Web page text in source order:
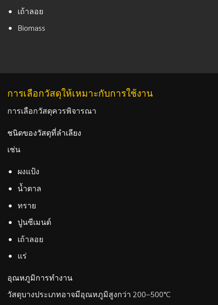
เถ้าลอย
Biomass
การเลือกวัสดุให้เหมาะกับการใช้งาน
การเลือกวัสดุควรพิจารณา
ชนิดของวัสดุที่ลำเลียง
เช่น
ผงแป้ง
น้ำตาล
ทราย
ปูนซีเมนต์
เถ้าลอย
แร่
อุณหภูมิการทำงาน
วัสดุบางประเภทอาจมีอุณหภูมิสูงกว่า 200–500°C